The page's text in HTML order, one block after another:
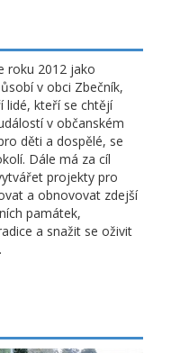
roku 2012 jako
v obci Zbečník,
lidé, kteří se chtějí
v občanském
děti a dospělé, se
Dále má za cíl
projekty pro
a obnovovat zdejší
památek,
a snažit se oživit